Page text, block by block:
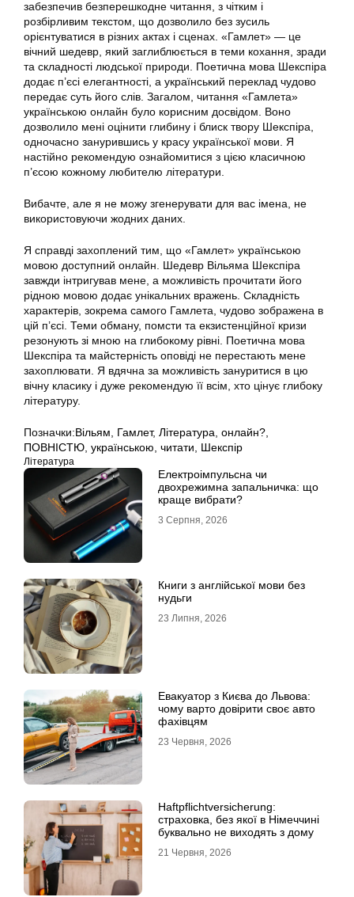
забезпечив безперешкодне читання, з чітким і
розбірливим текстом, що дозволило без зусиль
орієнтуватися в різних актах і сценах. «Гамлет» — це
вічний шедевр, який заглиблюється в теми кохання, зради
та складності людської природи. Поетична мова Шекспіра
додає п’єсі елегантності, а український переклад чудово
передає суть його слів. Загалом, читання «Гамлета»
українською онлайн було корисним досвідом. Воно
дозволило мені оцінити глибину і блиск твору Шекспіра,
одночасно занурившись у красу української мови. Я
настійно рекомендую ознайомитися з цією класичною
п’єсою кожному любителю літератури.
Вибачте, але я не можу згенерувати для вас імена, не
використовуючи жодних даних.
Я справді захоплений тим, що «Гамлет» українською
мовою доступний онлайн. Шедевр Вільяма Шекспіра
завжди інтригував мене, а можливість прочитати його
рідною мовою додає унікальних вражень. Складність
характерів, зокрема самого Гамлета, чудово зображена в
цій п’єсі. Теми обману, помсти та екзистенційної кризи
резонують зі мною на глибокому рівні. Поетична мова
Шекспіра та майстерність оповіді не перестають мене
захоплювати. Я вдячна за можливість зануритися в цю
вічну класику і дуже рекомендую її всім, хто цінує глибоку
літературу.
Позначки:Вільям, Гамлет, Література, онлайн?,
ПОВНІСТЮ, українською, читати, Шекспір
Література
Електроімпульсна чи
двохрежимна запальничка: що
краще вибрати?
3 Серпня, 2026
Книги з англійської мови без
нудьги
23 Липня, 2026
Евакуатор з Києва до Львова:
чому варто довірити своє авто
фахівцям
23 Червня, 2026
Haftpflichtversicherung:
страховка, без якої в Німеччині
буквально не виходять з дому
21 Червня, 2026